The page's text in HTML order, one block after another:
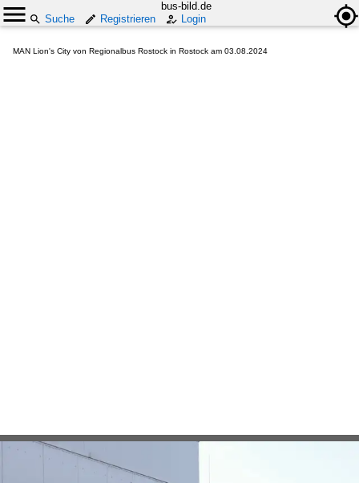
bus-bild.de
Suche
Registrieren Login
MAN Lion's City von Regionalbus Rostock in Rostock am 03.08.2024